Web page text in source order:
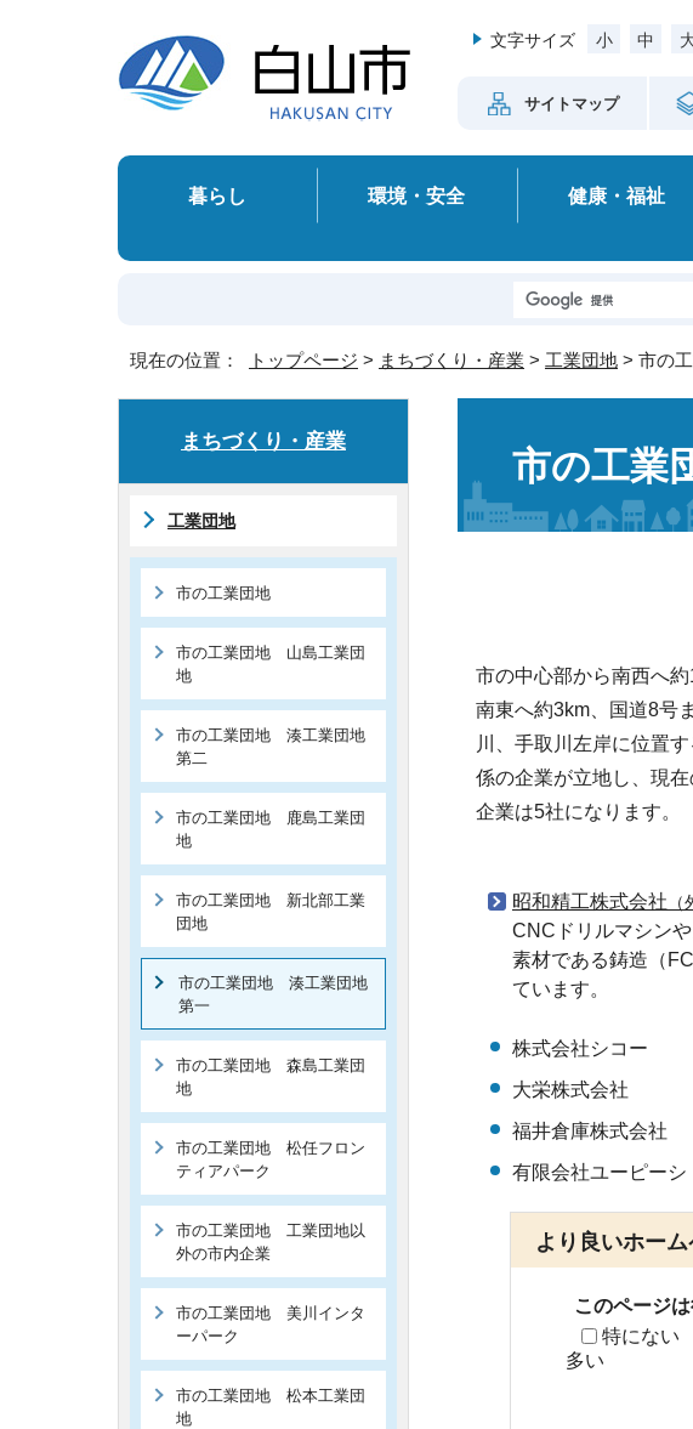
文字サイズ 小 中
サイトマップ
暮らし 環境・安全 健康・福祉
現在の位置： トップページ > まちづくり・産業 > 工業団地 > 市の
市の工業
市の中心部から南西へ
南東へ約3km、国道8号
川、手取川左岸に位置
係の企業が立地し、現
企業は5社になります。
昭和精工株式会社
CNCドリルマシン
素材である鋳造（
ています。
株式会社シコー
大栄株式会社
福井倉庫株式会社
有限会社ユーピーシ
より良いホー
このページ
特にない
多い
まちづくり・産業
工業団地
市の工業団地
市の工業団地 山島工業団
地
市の工業団地 湊工業団地
第二
市の工業団地 鹿島工業団
地
市の工業団地 新北部工業
団地
市の工業団地 湊工業団地
第一
市の工業団地 森島工業団
地
市の工業団地 松任フロン
ティアパーク
市の工業団地 工業団地以
外の市内企業
市の工業団地 美川インタ
ーパーク
市の工業団地 松本工業団
地